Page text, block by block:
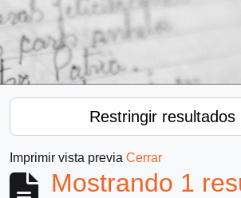
Restringir resultados
Imprimir vista previa Cerrar
Mostrando 1